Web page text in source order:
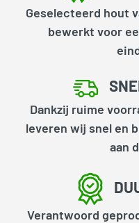
Geselecteerd hout
bewerkt voor
Dankzij ruime
leveren wij snel en
aan
Verantwoord